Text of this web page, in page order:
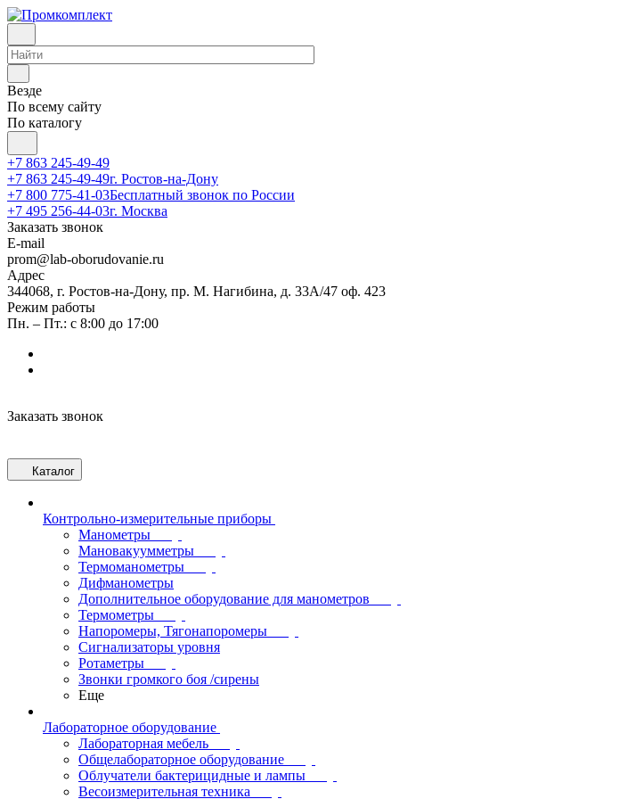
Везде
По всему сайту
По каталогу
+7 863 245-49-49
+7 863 245-49-49г. Ростов-на-Дону
+7 800 775-41-03Бесплатный звонок по России
+7 495 256-44-03г. Москва
Заказать звонок
E-mail
prom@lab-oborudovanie.ru
Адрес
344068, г. Ростов-на-Дону, пр. М. Нагибина, д. 33А/47 оф. 423
Режим работы
Пн. – Пт.: с 8:00 до 17:00
Заказать звонок
Каталог
Контрольно-измерительные приборы
Манометры
Мановакуумметры
Термоманометры
Дифманометры
Дополнительное оборудование для манометров
Термометры
Напоромеры, Тягонапоромеры
Сигнализаторы уровня
Ротаметры
Звонки громкого боя /сирены
Еще
Лабораторное оборудование
Лабораторная мебель
Общелабораторное оборудование
Облучатели бактерицидные и лампы
Весоизмерительная техника